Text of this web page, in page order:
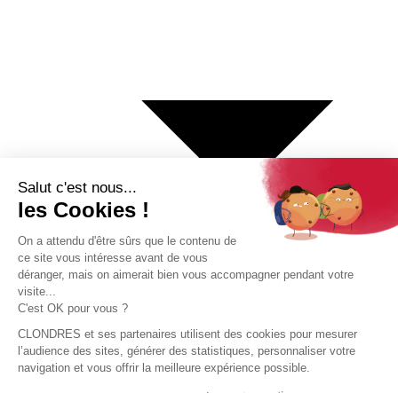
€ Euro
$ Dollar US
$ Dollar Canadien
₣ Franc Suisse